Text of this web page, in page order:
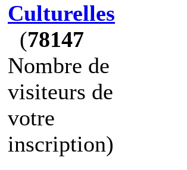
Culturelles
(78147
Nombre de
visiteurs de
votre
inscription)